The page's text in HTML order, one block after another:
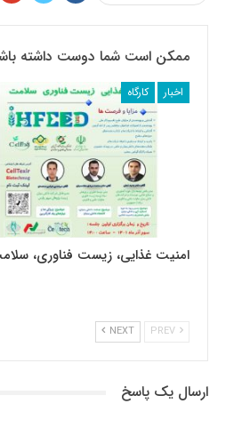
ممکن است شما دوست داشته
اخبار کارگاه
امنیت غذایی، زیست فناوری،
NEXT
ارسال یک پاسخ